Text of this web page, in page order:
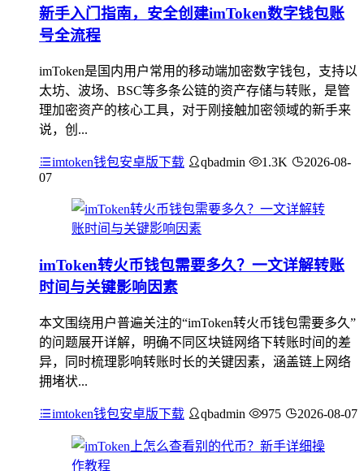
新手入门指南，安全创建imToken数字钱包账
号全流程
imToken是国内用户常用的移动端加密数字钱包，支持以
太坊、波场、BSC等多条公链的资产存储与转账，是管
理加密资产的核心工具，对于刚接触加密领域的新手来
说，创...
imtoken钱包安卓版下载 qbadmin 1.3K
2026-08-
07
imToken转火币钱包需要多久？一文详解转账
时间与关键影响因素
本文围绕用户普遍关注的“imToken转火币钱包需要多久”
的问题展开详解，明确不同区块链网络下转账时间的差
异，同时梳理影响转账时长的关键因素，涵盖链上网络
拥堵状...
imtoken钱包安卓版下载 qbadmin 975 2026-08-07